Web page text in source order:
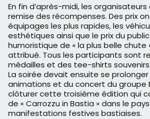
En fin d’après-midi, les
remise des récompenses. Des prix
équipages les plus rapides, les
esthétiques ainsi que le prix du
humoristique de « la plus belle
attribué. Tous les participants sont
médailles et des tee-shirts souvenirs.
La soirée devait ensuite se
animations et du concert du groupe
clôturer cette troisième édition qui
de « Carrozzu in Bastia » dans le
manifestations festives bastiaises.